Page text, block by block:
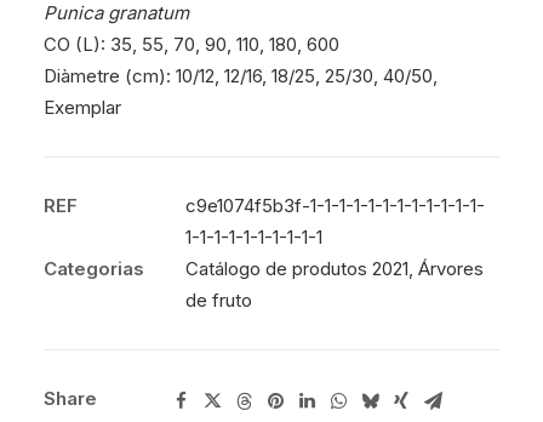
Punica granatum
CO (L): 35, 55, 70, 90, 110, 180, 600
Diàmetre (cm): 10/12, 12/16, 18/25, 25/30, 40/50,
Exemplar
REF
c9e1074f5b3f-1-1-1-1-1-1-1-1-1-1-1-1-
1-1-1-1-1-1-1-1-1-1
Categorias
Catálogo de produtos 2021, Árvores
de fruto
Share